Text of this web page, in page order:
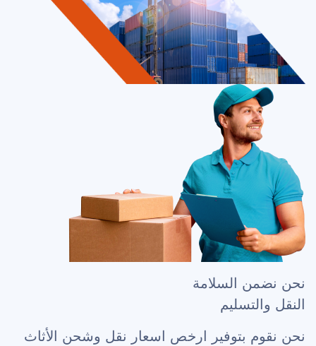
نحن نضمن السلامة
النقل والتسليم
نحن نقوم بتوفير ارخص اسعار نقل وشحن الأثاث